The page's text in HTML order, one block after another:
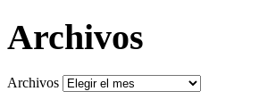
Archivos
Archivos